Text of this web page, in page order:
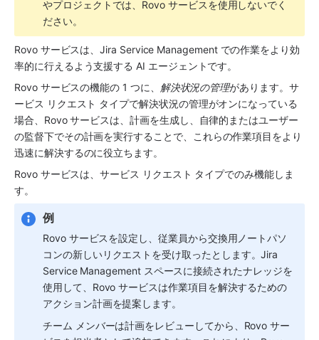
やプロジェクトでは、Rovo サービスを使用しないでく
ださい。
Rovo サービスは、Jira Service Management での作業をより効
率的に行えるよう支援する AI エージェントです。
Rovo サービスの機能の 1 つに、 解決状況の管理があります。サ
ービス リクエスト タイプで解決状況の管理がオンになっている
場合、Rovo サービスは、計画を生成し、自律的またはユーザー
の監督下でその計画を実行することで、これらの作業項目をより
迅速に解決するのに役立ちます。
Rovo サービスは、サービス リクエスト タイプでのみ機能しま
す。
例
Rovo サービスを設定し、従業員から交換用ノートパソ
コンの新しいリクエストを受け取ったとします。Jira
Service Management スペースに接続されたナレッジを
使用して、Rovo サービスは作業項目を解決するための
アクション計画を提案します。
チーム メンバーは計画をレビューしてから、Rovo サー